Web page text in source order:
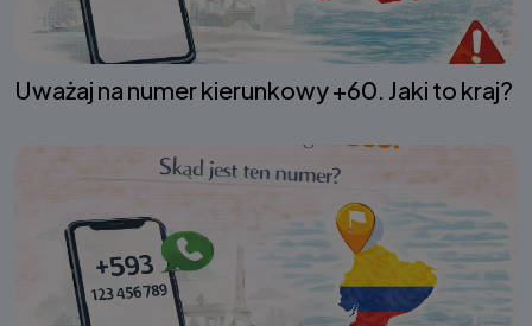
Uważaj na numer kierunkowy +60. Jaki to kraj?